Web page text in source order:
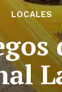
LOCALES